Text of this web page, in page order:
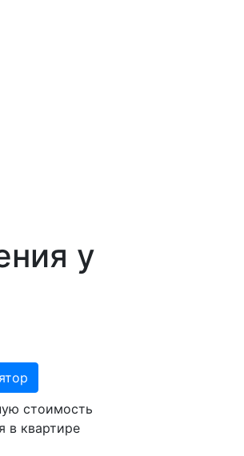
у
стоимость
в квартире